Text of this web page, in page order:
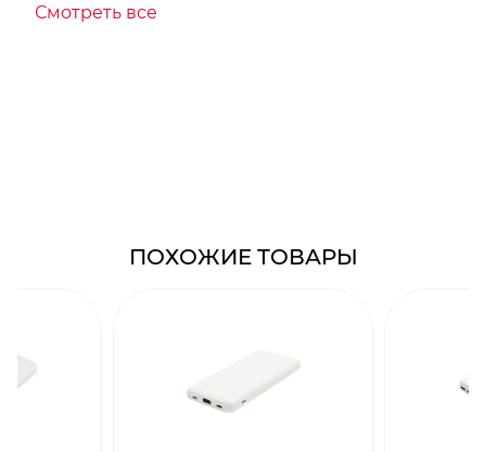
Смотреть все
ПОХОЖИЕ ТОВАРЫ